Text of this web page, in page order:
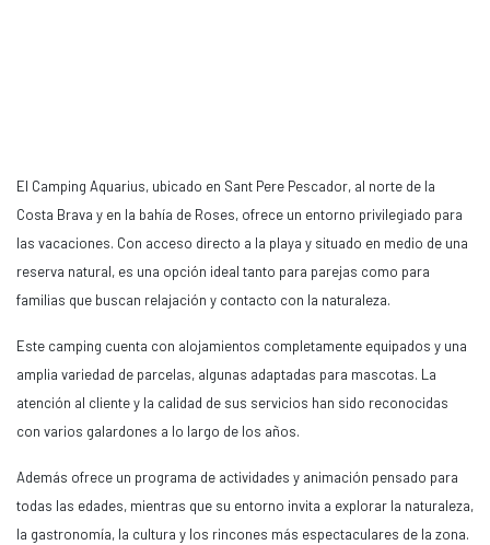
El Camping Aquarius, ubicado en Sant Pere Pescador, al norte de la
Costa Brava y en la bahía de Roses, ofrece un entorno privilegiado para
las vacaciones. Con acceso directo a la playa y situado en medio de una
reserva natural, es una opción ideal tanto para parejas como para
familias que buscan relajación y contacto con la naturaleza.
Este camping cuenta con alojamientos completamente equipados y una
amplia variedad de parcelas, algunas adaptadas para mascotas. La
atención al cliente y la calidad de sus servicios han sido reconocidas
con varios galardones a lo largo de los años.
Además ofrece un programa de actividades y animación pensado para
todas las edades, mientras que su entorno invita a explorar la naturaleza,
la gastronomía, la cultura y los rincones más espectaculares de la zona.